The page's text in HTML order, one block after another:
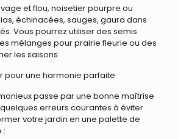
et flou, noisetier pourpre ou
échinacées, sauges, gaura dans
Vous pourrez utiliser des semis
mélanges pour prairie fleurie ou des
les saisons.
pour une harmonie parfaite
passe par une bonne maîtrise
erreurs courantes à éviter
votre jardin en une palette de
: